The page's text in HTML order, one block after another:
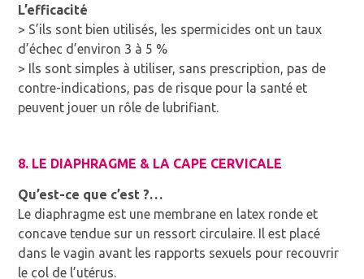
L’efficacité
> S’ils sont bien utilisés, les spermicides ont un taux
d’échec d’environ 3 à 5 %
> Ils sont simples à utiliser, sans prescription, pas de
contre-indications, pas de risque pour la santé et
peuvent jouer un rôle de lubrifiant.
8. LE DIAPHRAGME & LA CAPE CERVICALE
Qu’est-ce que c’est ?…
Le diaphragme est une membrane en latex ronde et
concave tendue sur un ressort circulaire. Il est placé
dans le vagin avant les rapports sexuels pour recouvrir
le col de l’utérus.